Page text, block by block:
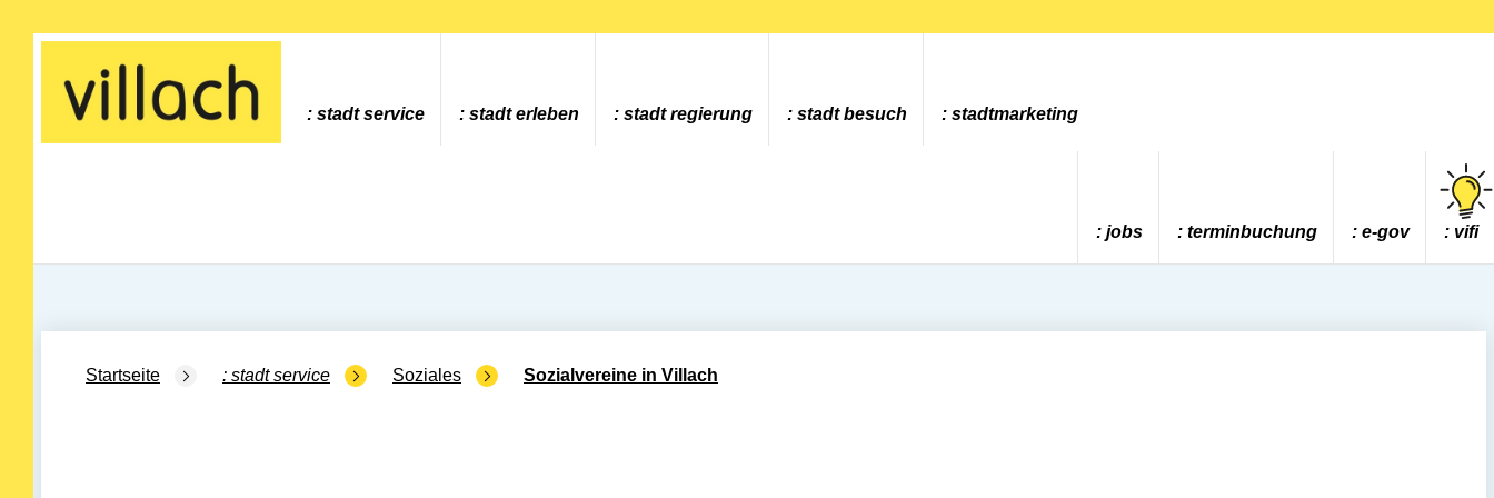
Gehe zur Startseite
stadt service stadt erleben stadt regierung stadt besuch stadtmarketing
jobs terminbuchung e-gov vifi
Startseite stadt service Soziales Sozialvereine in Villach